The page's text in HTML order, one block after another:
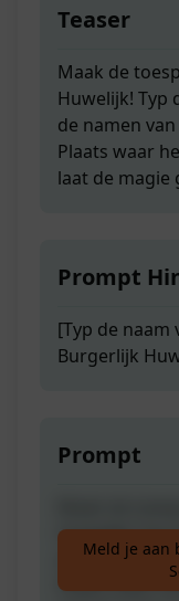
Teaser
Maak de
Huwelijk! Typ
de namen
Plaats waar
laat de magie
Prompt
[Typ de naam
Burgerlijk
Prompt
Huwelijk! Typ
de namen
Plaats waar
Meld je aan